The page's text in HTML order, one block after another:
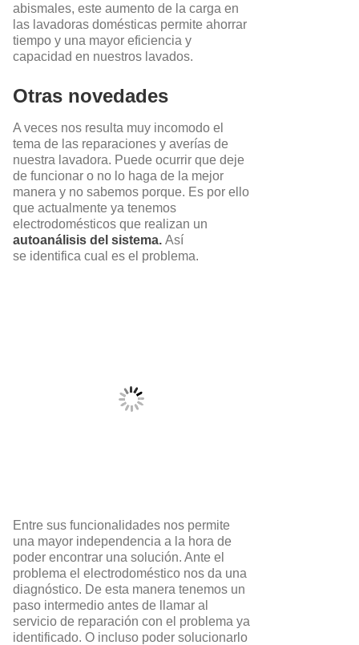
abismales, este aumento de la carga en
las lavadoras domésticas permite ahorrar
tiempo y una mayor eficiencia y
capacidad en nuestros lavados.
Otras novedades
A veces nos resulta muy incomodo el
tema de las reparaciones y averías de
nuestra lavadora. Puede ocurrir que deje
de funcionar o no lo haga de la mejor
manera y no sabemos porque. Es por ello
que actualmente ya tenemos
electrodomésticos que realizan un
autoanálisis del sistema. Así
se identifica cual es el problema.
Entre sus funcionalidades nos permite
una mayor independencia a la hora de
poder encontrar una solución. Ante el
problema el electrodoméstico nos da una
diagnóstico. De esta manera tenemos un
paso intermedio antes de llamar al
servicio de reparación con el problema ya
identificado. O incluso poder solucionarlo